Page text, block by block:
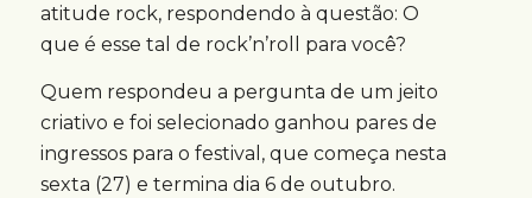
atitude rock, respondendo à questão: O
que é esse tal de rock’n’roll para você?
Quem respondeu a pergunta de um jeito
criativo e foi selecionado ganhou pares de
ingressos para o festival, que começa nesta
sexta (27) e termina dia 6 de outubro.